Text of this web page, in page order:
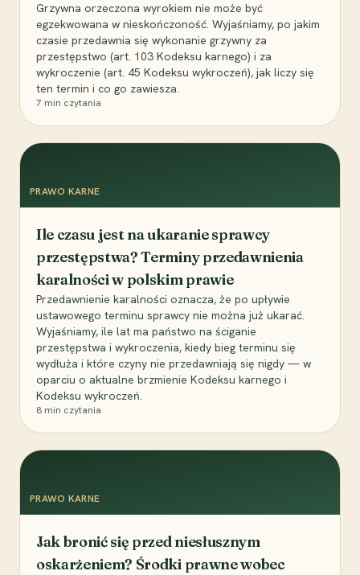
Grzywna orzeczona wyrokiem nie może być
egzekwowana w nieskończoność. Wyjaśniamy, po jakim
czasie przedawnia się wykonanie grzywny za
przestępstwo (art. 103 Kodeksu karnego) i za
wykroczenie (art. 45 Kodeksu wykroczeń), jak liczy się
ten termin i co go zawiesza.
7 min czytania
PRAWO KARNE
Ile czasu jest na ukaranie sprawcy
przestępstwa? Terminy przedawnienia
karalności w polskim prawie
Przedawnienie karalności oznacza, że po upływie
ustawowego terminu sprawcy nie można już ukarać.
Wyjaśniamy, ile lat ma państwo na ściganie
przestępstwa i wykroczenia, kiedy bieg terminu się
wydłuża i które czyny nie przedawniają się nigdy — w
oparciu o aktualne brzmienie Kodeksu karnego i
Kodeksu wykroczeń.
8 min czytania
PRAWO KARNE
Jak bronić się przed niesłusznym
oskarżeniem? Środki prawne wobec